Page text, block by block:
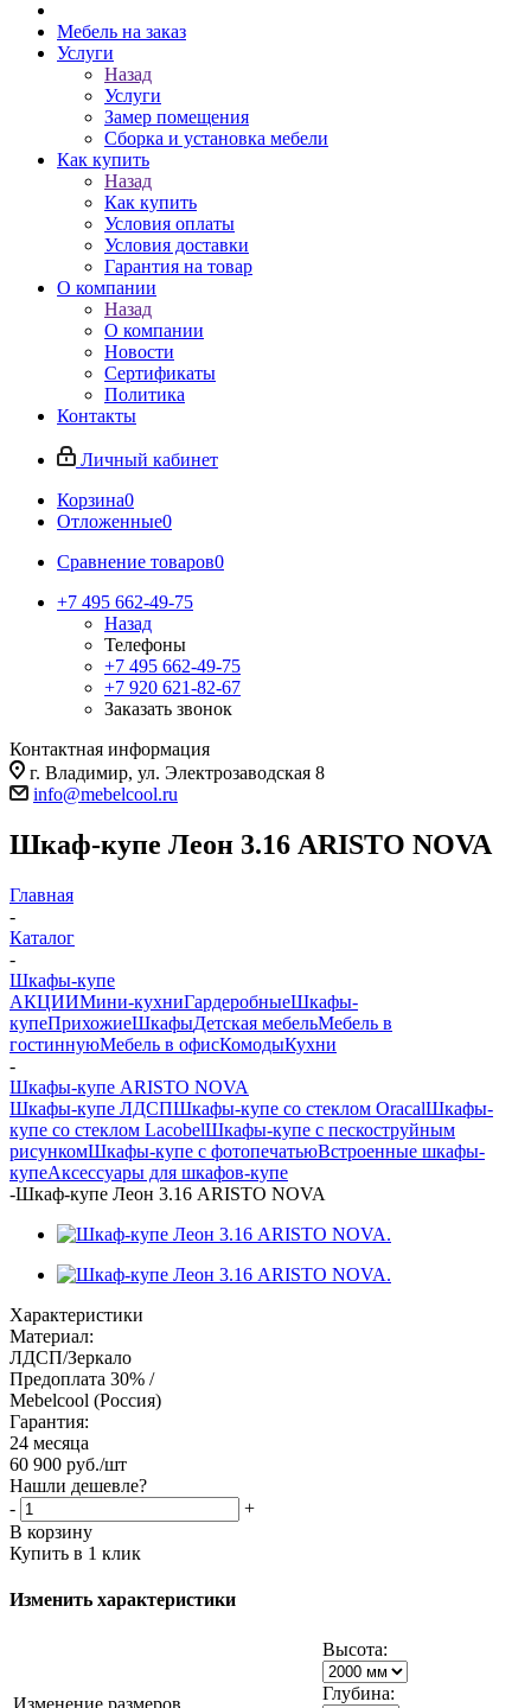
Мебель на заказ
Услуги
Назад
Услуги
Замер помещения
Сборка и установка мебели
Как купить
Назад
Как купить
Условия оплаты
Условия доставки
Гарантия на товар
О компании
Назад
О компании
Новости
Сертификаты
Политика
Контакты
Личный кабинет
Корзина0
Отложенные0
Сравнение товаров0
+7 495 662-49-75
Назад
Телефоны
+7 495 662-49-75
+7 920 621-82-67
Заказать звонок
Контактная информация
г. Владимир, ул. Электрозаводская 8
info@mebelcool.ru
Шкаф-купе Леон 3.16 ARISTO NOVA
Главная
-
Каталог
-
Шкафы-купе
АКЦИИМини-кухниГардеробныеШкафы-
купеПрихожиеШкафыДетская мебельМебель в
гостиннуюМебель в офисКомодыКухни
-
Шкафы-купе ARISTO NOVA
Шкафы-купе ЛДСПШкафы-купе со стеклом OracalШкафы-
купе со стеклом LacobelШкафы-купе с пескоструйным
рисункомШкафы-купе с фотопечатьюВстроенные шкафы-
купеАксессуары для шкафов-купе
-Шкаф-купе Леон 3.16 ARISTO NOVA
Характеристики
Материал:
ЛДСП/Зеркало
Предоплата 30% /
Mebelcool (Россия)
Гарантия:
24 месяца
60 900 руб./шт
Нашли дешевле?
-
+
В корзину
Купить в 1 клик
Изменить характеристики
Высота:
Глубина: